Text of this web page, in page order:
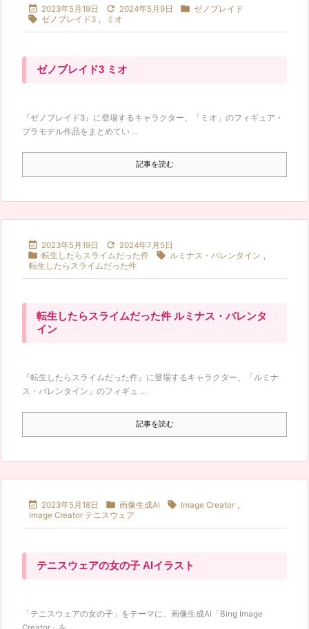
 2023年5月19日  2024年5月9日  ゼノブレイド
 ゼノブレイド3 , ミオ
ゼノブレイド3 ミオ
『ゼノブレイド3』に登場するキャラクター、「ミオ」のフィギュア・
プラモデル作品をまとめてい ...
記事を読む
 2023年5月19日  2024年7月5日
 転生したらスライムだった件  ルミナス・バレンタイン ,
転生したらスライムだった件
転生したらスライムだった件 ルミナス・バレンタ
イン
『転生したらスライムだった件』に登場するキャラクター、「ルミナ
ス・バレンタイン」のフィギュ ...
記事を読む
 2023年5月18日  画像生成AI  Image Creator ,
Image Creator テニスウェア
テニスウェアの女の子 AIイラスト
「テニスウェアの女の子」をテーマに、画像生成AI「Bing Image